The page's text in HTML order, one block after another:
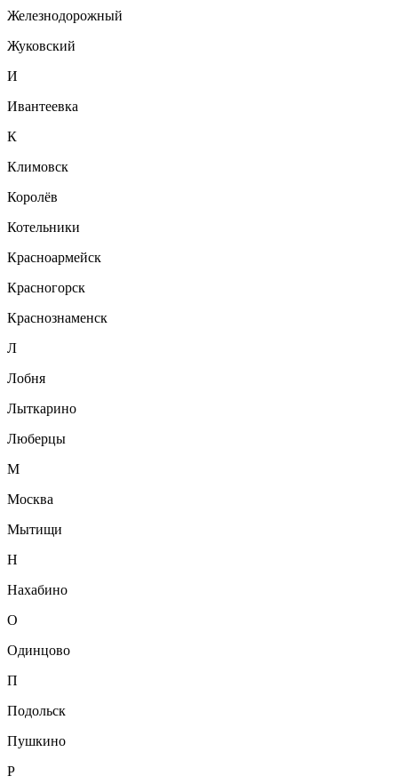
Железнодорожный
Жуковский
И
Ивантеевка
К
Климовск
Королёв
Котельники
Красноармейск
Красногорск
Краснознаменск
Л
Лобня
Лыткарино
Люберцы
М
Москва
Мытищи
Н
Нахабино
О
Одинцово
П
Подольск
Пушкино
Р